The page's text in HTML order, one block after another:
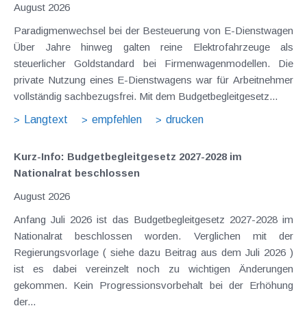
August 2026
Paradigmenwechsel bei der Besteuerung von E-Dienstwagen
Über Jahre hinweg galten reine Elektrofahrzeuge als
steuerlicher Goldstandard bei Firmenwagenmodellen. Die
private Nutzung eines E-Dienstwagens war für Arbeitnehmer
vollständig sachbezugsfrei. Mit dem Budgetbegleitgesetz...
Langtext
empfehlen drucken
Kurz-Info: Budgetbegleitgesetz 2027-2028 im
Nationalrat beschlossen
August 2026
Anfang Juli 2026 ist das Budgetbegleitgesetz 2027-2028 im
Nationalrat beschlossen worden. Verglichen mit der
Regierungsvorlage ( siehe dazu Beitrag aus dem Juli 2026 )
ist es dabei vereinzelt noch zu wichtigen Änderungen
gekommen. Kein Progressionsvorbehalt bei der Erhöhung
der...